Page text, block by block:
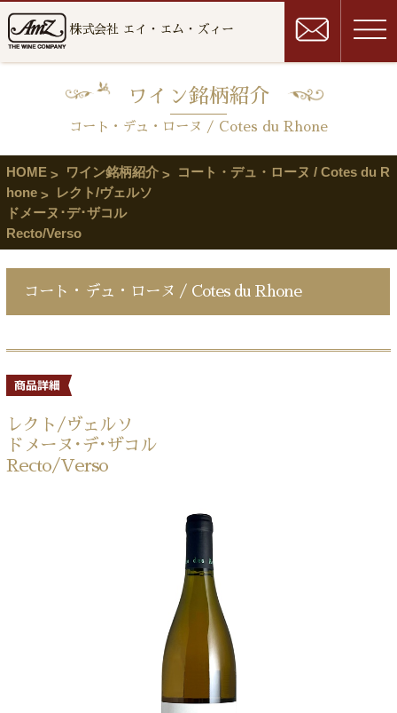
株式会社 エイ・エム・ズィー
ワイン銘柄紹介
コート・デュ・ローヌ / Cotes du Rhone
HOME ワイン銘柄紹介
コート・デュ・ローヌ / Cotes du R
hone
レクト/ヴェルソ
ドメーヌ･デ･ザコル
Recto/Verso
コート・デュ・ローヌ / Cotes du Rhone
レクト/ヴェルソ
ドメーヌ･デ･ザコル
Recto/Verso